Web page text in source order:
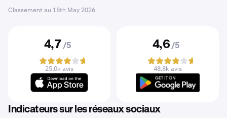
Classement au 18th May 2026
4,7 /5
25,0k avis
4,6 /5
48,8k avis
Indicateurs sur les réseaux sociaux